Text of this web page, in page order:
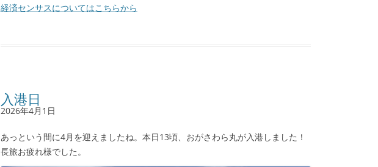
経済センサスについてはこちらから
入港日
2026年4月1日
あっという間に4月を迎えましたね。本日13頃、おがさわら丸が入港しました！
長旅お疲れ様でした。